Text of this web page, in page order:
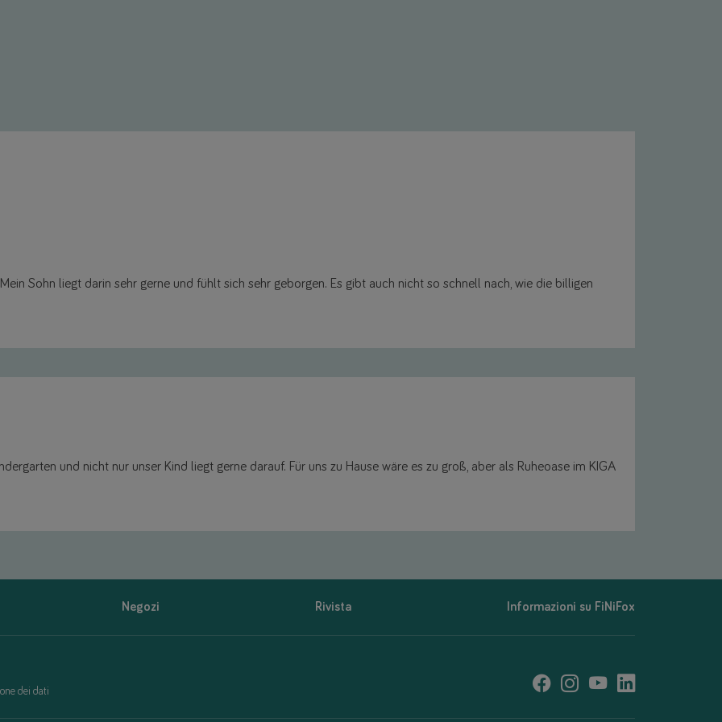
Sohn liegt darin sehr gerne und fühlt sich sehr geborgen. Es gibt auch nicht so schnell nach, wie die billigen
und nicht nur unser Kind liegt gerne darauf. Für uns zu Hause wäre es zu groß, aber als Ruheoase im KIGA
Negozi Rivista Informazioni su FiNiFox
dei dati